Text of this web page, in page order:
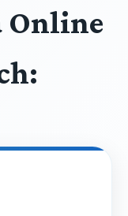
Online